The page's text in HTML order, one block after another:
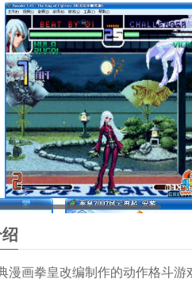
画拳皇改编制作的动作格斗